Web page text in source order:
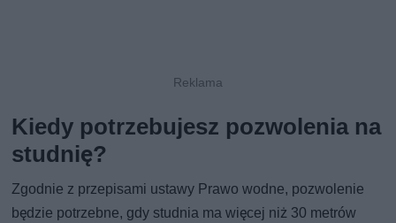
Kiedy potrzebujesz pozwolenia na
studnię?
Zgodnie z przepisami ustawy Prawo wodne, pozwolenie
będzie potrzebne, gdy studnia ma więcej niż 30 metrów